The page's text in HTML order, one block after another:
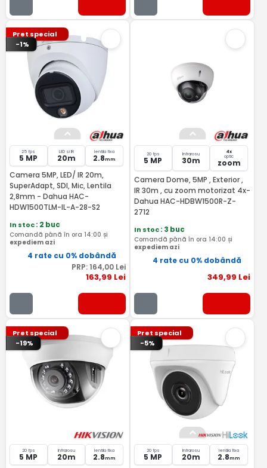
Pret special
-1%
25 fps
5 MP
LED si IR
20m
lentila fixa
2.8mm
Camera 5MP, LED/ IR 20m,
SuperAdapt, SDI, Mic, Lentila
2,8mm - Dahua HAC-
HDW1500TLM-IL-A-28-S2
In stoc: 2 buc
Comandă până în ora 14:00 și
expediem azi
4 rate cu 0% dobândă
PRP: 164,00Lei
163,99 Lei
20 fps
5 MP
Infrarosu
30m
4x
optic
zoom
Camera Dome, 5MP , Exterior ,
IR 30m , cu zoom motorizat 4x-
Dahua HAC-HDBW1500R-Z-
2712
In stoc: 3 buc
Comandă până în ora 14:00 și
expediem azi
4 rate cu 0% dobândă
349,99 Lei
Pret special
-19%
20 fps
5 MP
Infrarosu
20m
lentila fixa
2.8mm
Pret special
-5%
20 fps
5 MP
Infrarosu
20m
lentila fixa
2.8mm